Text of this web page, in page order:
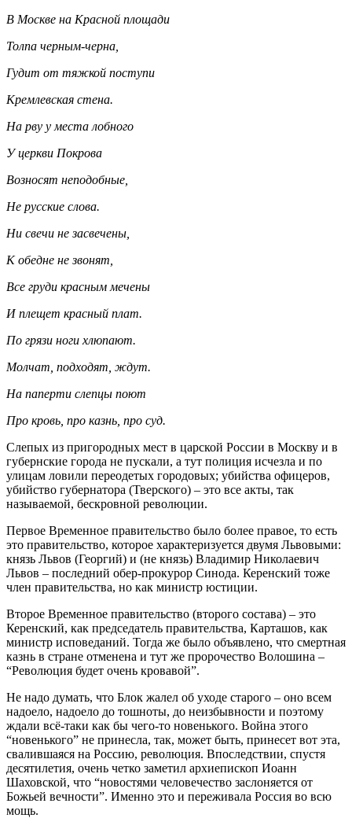
В Москве на Красной площади
Толпа черным‑черна,
Гудит от тяжкой поступи
Кремлевская стена.
На рву у места лобного
У церкви Покрова
Возносят неподобные,
Не русские слова.
Ни свечи не засвечены,
К обедне не звонят,
Все груди красным мечены
И плещет красный плат.
По грязи ноги хлюпают.
Молчат, подходят, ждут.
На паперти слепцы поют
Про кровь, про казнь, про суд.
Слепых из пригородных мест в царской России в Москву и в
губернские города не пускали, а тут полиция исчезла и по
улицам ловили переодетых городовых; убийства офицеров,
убийство губернатора (Тверского) – это все акты, так
называемой, бескровной революции.
Первое Временное правительство было более правое, то есть
это правительство, которое характеризуется двумя Львовыми:
князь Львов (Георгий) и (не князь) Владимир Николаевич
Львов – последний обер-прокурор Синода. Керенский тоже
член правительства, но как министр юстиции.
Второе Временное правительство (второго состава) – это
Керенский, как председатель правительства, Карташов, как
министр исповеданий. Тогда же было объявлено, что смертная
казнь в стране отменена и тут же пророчество Волошина –
“Революция будет очень кровавой”.
Не надо думать, что Блок жалел об уходе старого – оно всем
надоело, надоело до тошноты, до неизбывности и поэтому
ждали всё-таки как бы чего‑то новенького. Война этого
“новенького” не принесла, так, может быть, принесет вот эта,
свалившаяся на Россию, революция. Впоследствии, спустя
десятилетия, очень четко заметил архиепископ Иоанн
Шаховской, что “новостями человечество заслоняется от
Божьей вечности”. Именно это и переживала Россия во всю
мощь.